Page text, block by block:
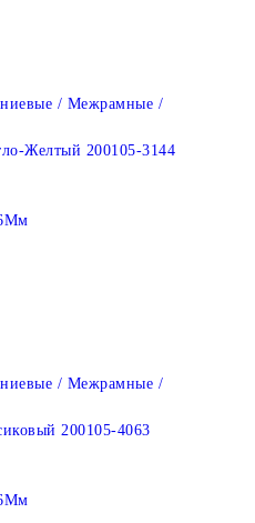
/ Межрамные /
Желтый 200105-3144
/ Межрамные /
200105-4063